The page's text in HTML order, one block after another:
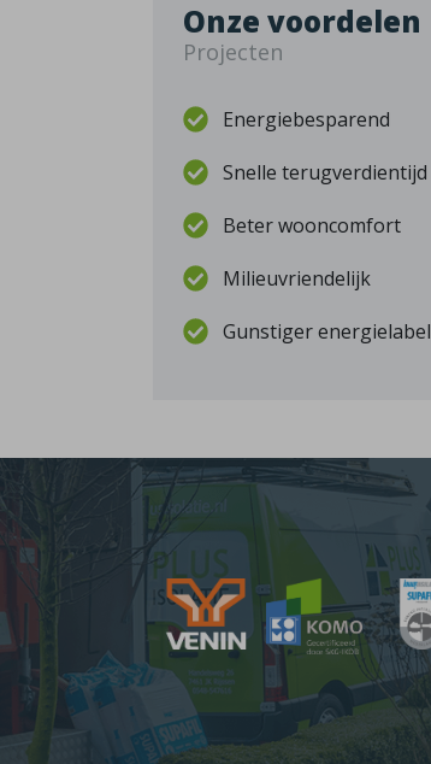
Onze voordelen
Projecten
Energiebesparend
Snelle terugverdientijd
Beter wooncomfort
Milieuvriendelijk
Gunstiger energielabel